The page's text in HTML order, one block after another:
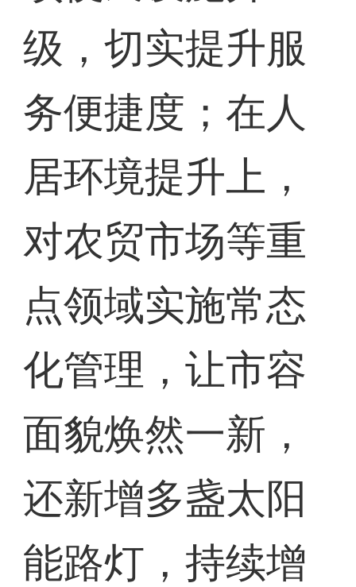
级，切实提升服
务便捷度；在人
居环境提升上，
对农贸市场等重
点领域实施常态
化管理，让市容
面貌焕然一新，
还新增多盏太阳
能路灯，持续增